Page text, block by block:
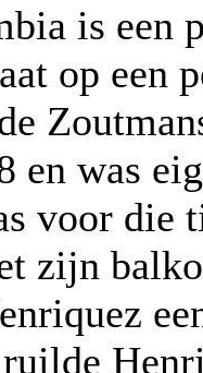
is een
op een
en was
voor die
zijn